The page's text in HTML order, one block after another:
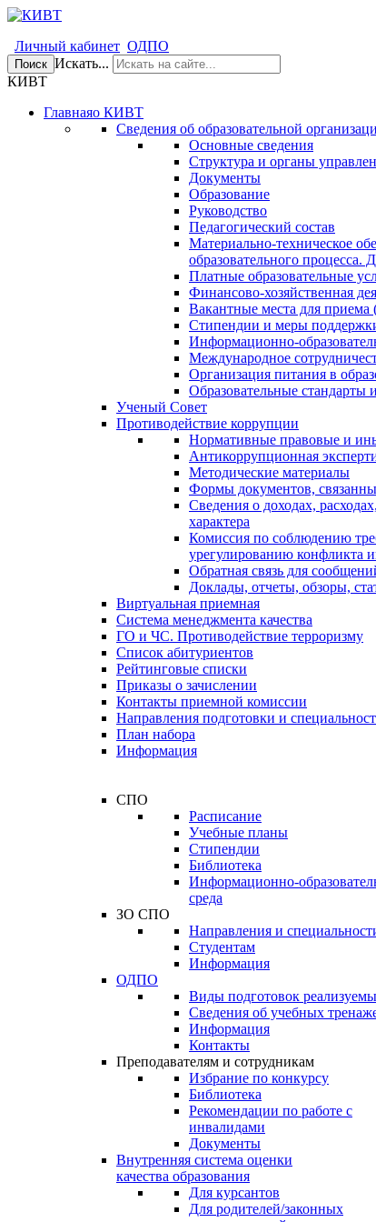
Личный кабинет ОДПО
Поиск Искать...
КИВТ
Главнаяо КИВТ
Сведения об образовательной
Основные сведения
Структура и органы
Документы
Образование
Руководство
Педагогический состав
Материально-техническое
образовательного процесса.
Платные образовательные
Финансово-хозяйственная
Вакантные места для приема
Стипендии и меры
Информационно-
Международное
Организация питания в
Образовательные стандарты
Ученый Совет
Противодействие коррупции
Нормативные правовые и
Антикоррупционная
Методические материалы
Формы документов,
Сведения о доходах,
характера
Комиссия по соблюдению
урегулированию конфликта
Обратная связь для
Доклады, отчеты, обзоры,
Виртуальная приемная
Система менеджмента качества
ГО и ЧС. Противодействие терроризму
Список абитуриентов
Рейтинговые списки
Приказы о зачислении
Контакты приемной комиссии
Направления подготовки и
План набора
Информация
СПО
Расписание
Учебные планы
Стипендии
Библиотека
Информационно-
среда
ЗО СПО
Направления и
Студентам
Информация
ОДПО
Виды подготовок
Сведения об учебных
Информация
Контакты
Преподавателям и сотрудникам
Избрание по конкурсу
Библиотека
Рекомендации по работе с
инвалидами
Документы
Внутренняя система оценки
качества образования
Для курсантов
Для родителей/законных